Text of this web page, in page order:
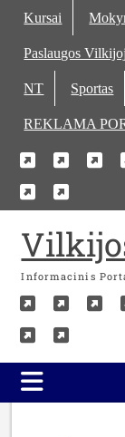
Skip
content
Kursai
Paslaugos
NT Sportas
REKLAMA
Kursai
Verslas
Informacinis
Kursai
Verslas